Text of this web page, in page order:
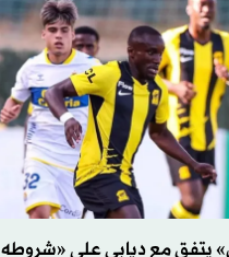
يتفق مع ديابي على «شروطه